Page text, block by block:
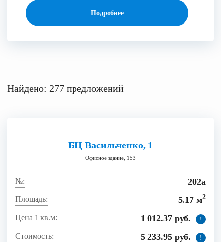
Подробнее
Найдено: 277 предложений
БЦ Васильченко, 1
Офисное здание, 153
202а
5.17 м2
1 012.37 руб. !
5 233.95 руб. !